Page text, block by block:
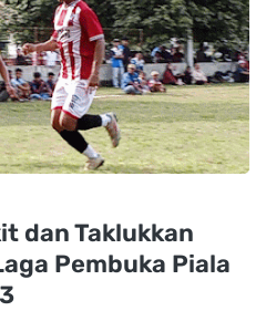
dan Taklukkan
Pembuka Piala